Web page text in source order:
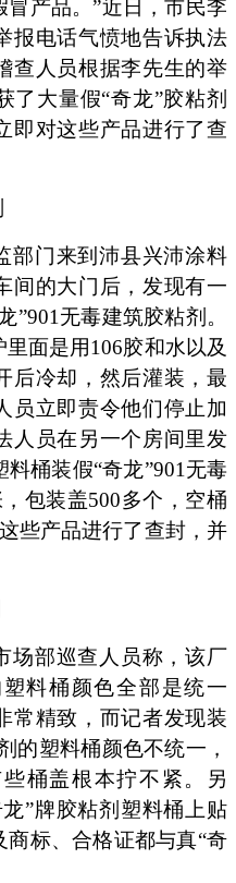
冒产品。”近日，市民李
报电话气愤地告诉执法
查人员根据李先生的举
了大量假“奇龙”胶粘剂
即对这些产品进行了查
部门来到沛县兴沛涂料
间的大门后，发现有一
”901 无毒建筑胶粘剂。
面是用106胶和水以及
后冷却，然后灌装，最
员立即责令他们停止加
人员在另一个房间里发
料桶装假“奇龙”901 无毒
包装盖500多个，空桶
些产品进行了查封，并
场部巡查人员称，该厂
料桶颜色全部是统一
常精致，而记者发现装
的塑料桶颜色不统一，
桶盖根本拧不紧。另
”牌胶粘剂塑料桶上贴
商标、合格证都与真“奇